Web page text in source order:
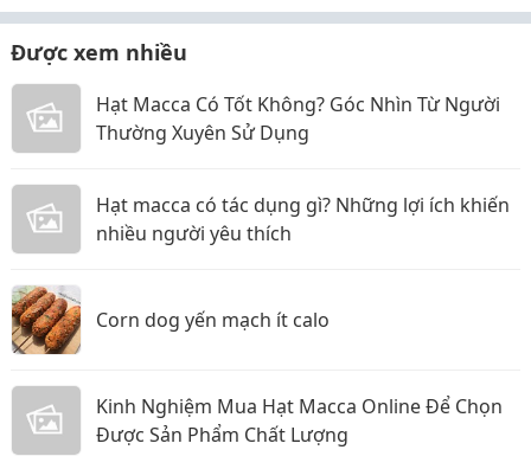
Được xem nhiều
Hạt Macca Có Tốt Không? Góc Nhìn Từ Người
Thường Xuyên Sử Dụng
Hạt macca có tác dụng gì? Những lợi ích khiến
nhiều người yêu thích
Corn dog yến mạch ít calo
Kinh Nghiệm Mua Hạt Macca Online Để Chọn
Được Sản Phẩm Chất Lượng